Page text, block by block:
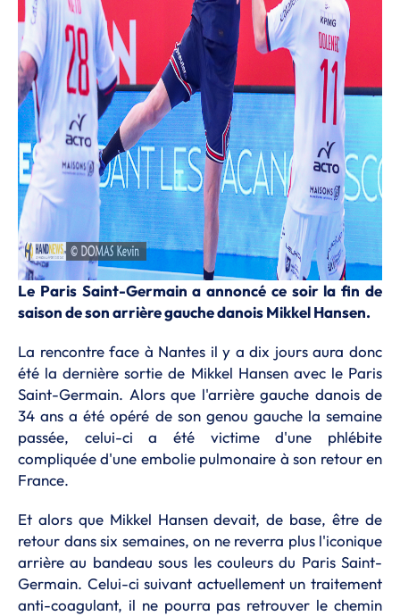
Le Paris Saint-Germain a annoncé ce soir la fin de
saison de son arrière gauche danois Mikkel Hansen.
La rencontre face à Nantes il y a dix jours aura donc
été la dernière sortie de Mikkel Hansen avec le Paris
Saint-Germain. Alors que l'arrière gauche danois de
34 ans a été opéré de son genou gauche la semaine
passée, celui-ci a été victime d'une phlébite
compliquée d'une embolie pulmonaire à son retour en
France.
Et alors que Mikkel Hansen devait, de base, être de
retour dans six semaines, on ne reverra plus l'iconique
arrière au bandeau sous les couleurs du Paris Saint-
Germain. Celui-ci suivant actuellement un traitement
anti-coagulant, il ne pourra pas retrouver le chemin